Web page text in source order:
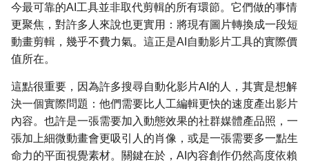
今最可靠的AI工具並非取代剪輯的所有環節。它們做的事情
更聚焦，對許多人來說也更實用：將現有圖片轉換成一段短
動畫剪輯，幾乎不費力氣。這正是AI自動影片工具的實際價
值所在。
這點很重要，因為許多搜尋自動化影片AI的人，其實是想解
決一個實際問題：他們需要比人工編輯更快的速度產出影片
內容。也許是一張需要加入動態效果的社群媒體產品照，一
張加上細微動畫會更吸引人的肖像，或是一張需要多一點生
命力的平面視覺素材。關鍵在於，AI內容創作仍然高度依賴